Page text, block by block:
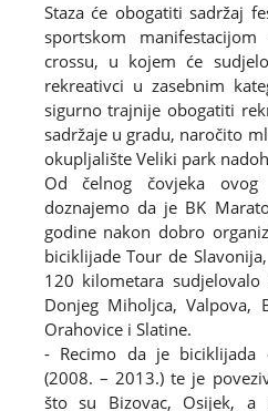
Staza će obogatiti sadržaj
sportskom
crossu, u kojem će
rekreativci u zasebnim
sigurno trajnije obogatiti
sadržaje u gradu, naročito
okupljalište Veliki park
Od čelnog čovjeka ovog
doznajemo da je BK
godine nakon dobro
biciklijade Tour de
120 kilometara
Donjeg Miholjca, Valpova,
Orahovice i Slatine.
- Recimo da je biciklijada
(2008. – 2013.) te je
što su Bizovac, Osijek, a